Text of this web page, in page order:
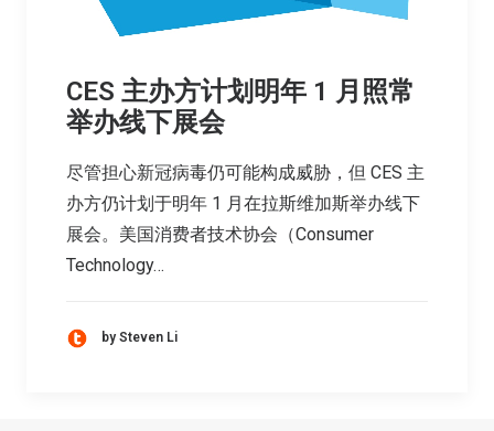
CES 主办方计划明年 1 月照常
举办线下展会
尽管担心新冠病毒仍可能构成威胁，但 CES 主
办方仍计划于明年 1 月在拉斯维加斯举办线下
展会。美国消费者技术协会（Consumer
Technology…
by Steven Li